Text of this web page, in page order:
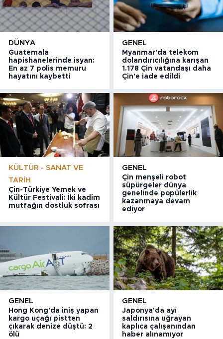
DÜNYA
Guatemala
hapishanelerinde isyan:
En az 7 polis memuru
hayatını kaybetti
GENEL
Myanmar'da telekom
dolandırıcılığına karışan
1.178 Çin vatandaşı daha
Çin'e iade edildi
KÜLTÜR - SANAT VE
TARIH
Çin-Türkiye Yemek ve
Kültür Festivali: İki kadim
mutfağın dostluk sofrası
GENEL
Çin menşeli robot
süpürgeler dünya
genelinde popülerlik
kazanmaya devam
ediyor
GENEL
Hong Kong'da iniş yapan
kargo uçağı pistten
çıkarak denize düştü: 2
ölü
GENEL
Japonya'da ayı
saldırısına uğrayan
kaplıca çalışanından
haber alınamıyor